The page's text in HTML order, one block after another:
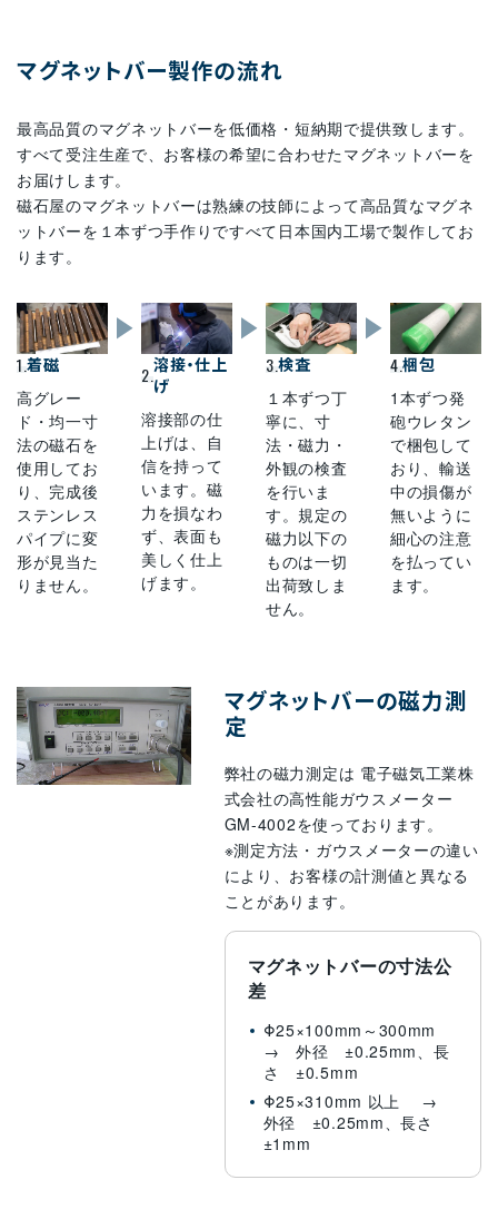
マグネットバー製作の流れ
最高品質のマグネットバーを低価格・短納期で提供致します。
すべて受注生産で、お客様の希望に合わせたマグネットバーを
お届けします。
磁石屋のマグネットバーは熟練の技師によって高品質なマグネ
ットバーを１本ずつ手作りですべて日本国内工場で製作してお
ります。
1.着磁
高グレー
ド・均一寸
法の磁石を
使用してお
り、完成後
ステンレス
パイプに変
形が見当た
りません。
2.溶接・仕上
げ
溶接部の仕
上げは、自
信を持って
います。磁
力を損なわ
ず、表面も
美しく仕上
げます。
3.検査
１本ずつ丁
寧に、寸
法・磁力・
外観の検査
を行いま
す。規定の
磁力以下の
ものは一切
出荷致しま
せん。
4.梱包
1本ずつ発
砲ウレタン
で梱包して
おり、輸送
中の損傷が
無いように
細心の注意
を払ってい
ます。
マグネットバーの磁力測
定
弊社の磁力測定は 電子磁気工業株
式会社の高性能ガウスメーター
GM-4002を使っております。
※測定方法・ガウスメーターの違い
により、お客様の計測値と異なる
ことがあります。
マグネットバーの寸法公
差
Φ25×100mm～300mm
→ 外径 ±0.25mm、長
さ ±0.5mm
Φ25×310mm 以上 →
外径 ±0.25mm、長さ
±1mm